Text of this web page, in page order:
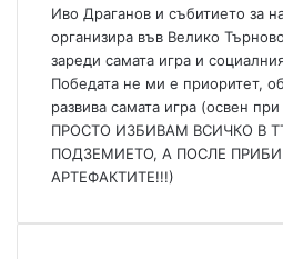
Иво Драганов и събитието за
организира във Велико
зареди самата игра и
Победата не ми е приоритет,
развива самата игра (освен
ПРОСТО ИЗБИВАМ ВСИЧКО В
ПОДЗЕМИЕТО, А ПОСЛЕ
АРТЕФАКТИТЕ!!!)